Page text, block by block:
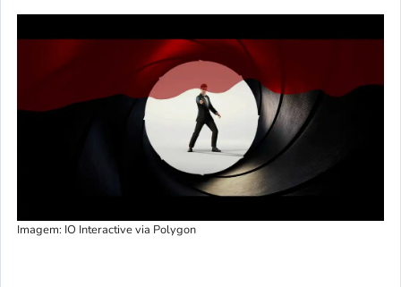
Imagem: IO Interactive via Polygon